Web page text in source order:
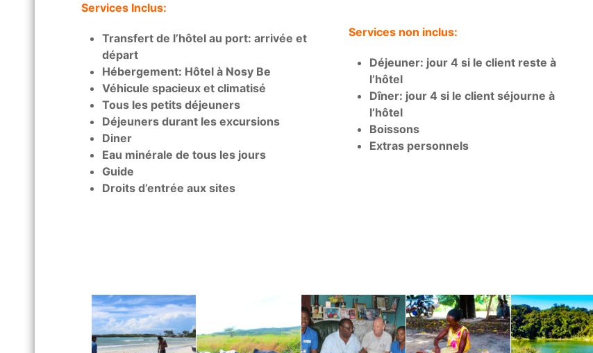
Services Inclus:
Transfert de l’hôtel au port: arrivée et
départ
Hébergement: Hôtel à Nosy Be
Véhicule spacieux et climatisé
Tous les petits déjeuners
Déjeuners durant les excursions
Diner
Eau minérale de tous les jours
Guide
Droits d’entrée aux sites
Services non inclus:
Déjeuner: jour 4 si le client reste à
l’hôtel
Dîner: jour 4 si le client séjourne à
l’hôtel
Boissons
Extras personnels